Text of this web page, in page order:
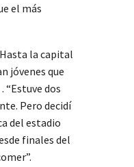
el más
la capital
jóvenes que
“Estuve dos
Pero decidí
del estadio
finales del